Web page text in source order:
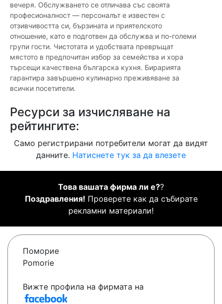
вечеря. Обслужването се отличава със своята
професионалност — персоналът е известен с
отзивчивостта си, бързината и приятелското
отношение, като е подготвен да обслужва и по-големи
групи гости. Чистотата и удобствата превръщат
мястото в предпочитан избор за семейства и хора
търсещи качествена българска кухня. Бирарията
гарантира завършено кулинарно преживяване за
всички посетители.
Ресурси за изчисляване на
рейтингите:
Само регистрирани потребители могат да видят
данните. Натиснете тук за да влезете
Това вашата фирма ли е??
Поздравления! Проверете как да събирате
рекламни материали!
Поморие
Pomorie
Вижте профила на фирмата на